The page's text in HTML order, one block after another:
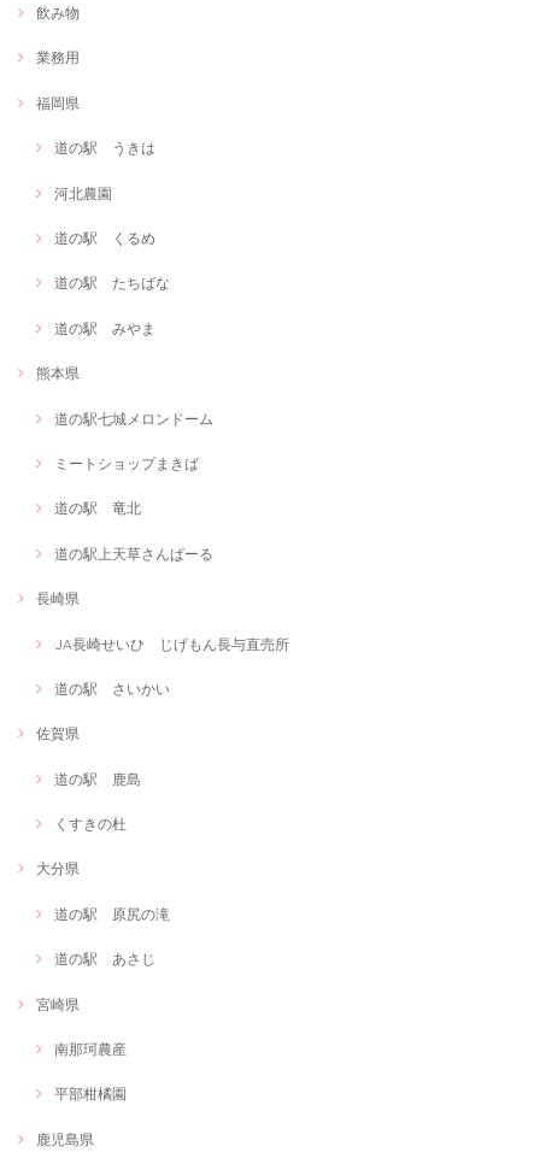
飲み物
業務用
福岡県
道の駅 うきは
河北農園
道の駅 くるめ
道の駅 たちばな
道の駅 みやま
熊本県
道の駅七城メロンドーム
ミートショップまきば
道の駅 竜北
道の駅上天草さんぱーる
長崎県
JA長崎せいひ じげもん長与直売所
道の駅 さいかい
佐賀県
道の駅 鹿島
くすきの杜
大分県
道の駅 原尻の滝
道の駅 あさじ
宮崎県
南那珂農産
平部柑橘園
鹿児島県